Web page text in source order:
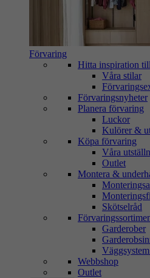
Förvaring
Hitta inspiration
Våra stilar
Förvaringsnyheter
Planera förvaring
Luckor
Kulörer &
Köpa förvaring
Våra
Outlet
Montera &
Skötselråd
Garderober
Webbshop
Outlet